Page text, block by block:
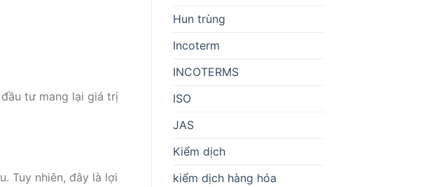
tư mang lại giá trị
Tuy nhiên, đây là lợi
Hun trùng
Incoterm
INCOTERMS
ISO
JAS
Kiểm dịch
kiểm dịch hàng hóa